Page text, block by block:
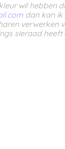
wil hebben
dan kan ik
verwerken
sieraad heeft